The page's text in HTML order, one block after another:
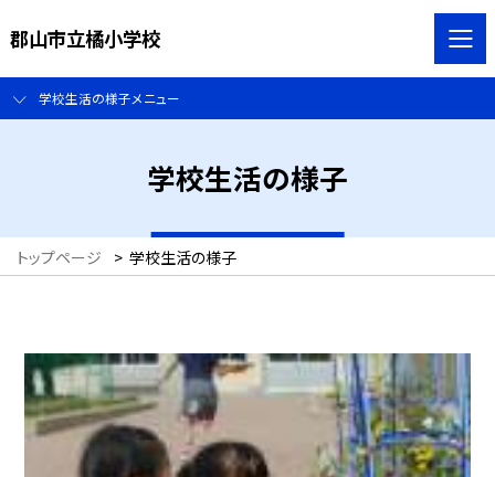
郡山市立橘小学校
学校生活の様子メニュー
学校生活の様子
トップページ > 学校生活の様子